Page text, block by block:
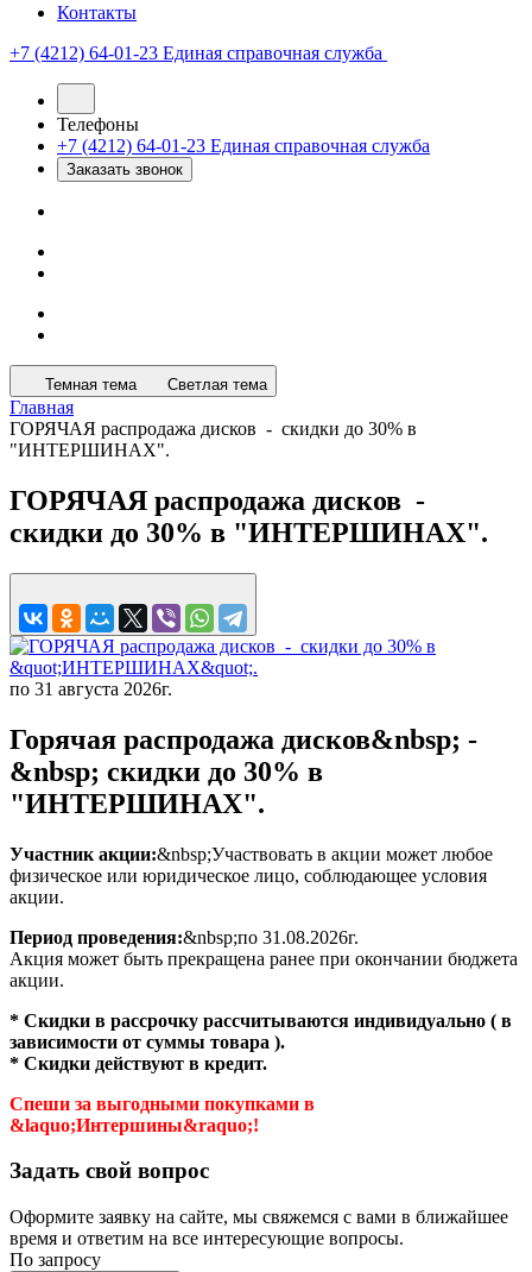
Контакты
+7 (4212) 64-01-23 Единая справочная служба
Телефоны
+7 (4212) 64-01-23 Единая справочная служба
Заказать звонок
Темная тема Светлая тема
Главная
ГОРЯЧАЯ распродажа дисков - скидки до 30% в
"ИНТЕРШИНАХ".
ГОРЯЧАЯ распродажа дисков -
скидки до 30% в "ИНТЕРШИНАХ".
по 31 августа 2026г.
Горячая распродажа дисков&nbsp; -
&nbsp; скидки до 30% в
"ИНТЕРШИНАХ".
Участник акции:&nbsp;Участвовать в акции может любое
физическое или юридическое лицо, соблюдающее условия
акции.
Период проведения:&nbsp;по 31.08.2026г.
Акция может быть прекращена ранее при окончании бюджета
акции.
* Скидки в рассрочку рассчитываются индивидуально ( в
зависимости от суммы товара ).
* Скидки действуют в кредит.
Спеши за выгодными покупками в
&laquo;Интершины&raquo;!
Задать свой вопрос
Оформите заявку на сайте, мы свяжемся с вами в ближайшее
время и ответим на все интересующие вопросы.
По запросу